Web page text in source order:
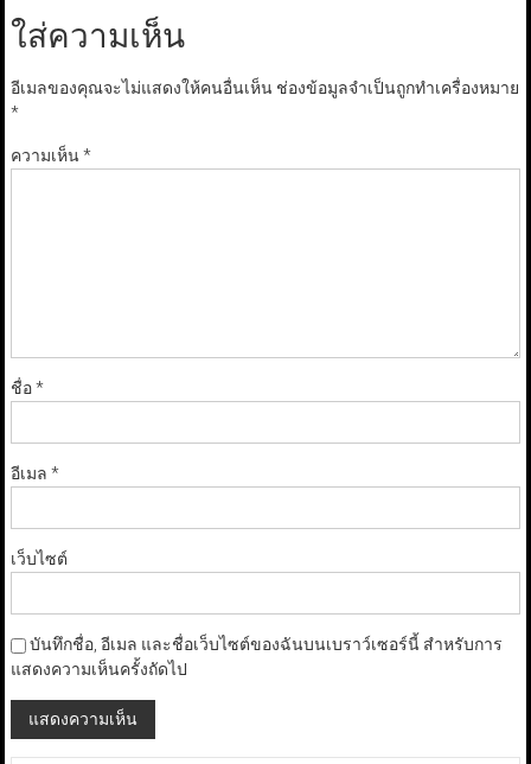
ใส่ความเห็น
อีเมลของคุณจะไม่แสดงให้คนอื่นเห็น ช่องข้อมูลจำเป็นถูกทำเครื่องหมาย
*
ความเห็น*
ชื่อ*
อีเมล *
เว็บไซต์
บันทึกชื่อ, อีเมล และชื่อเว็บไซต์ของฉันบนเบราว์เซอร์นี้ สำหรับการ
แสดงความเห็นครั้งถัดไป